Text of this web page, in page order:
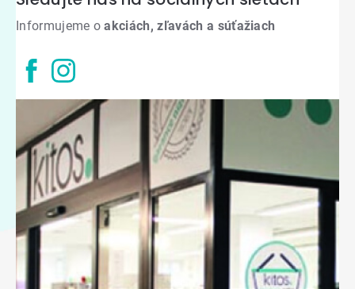
Informujeme oakciách, zľavách a súťažiach